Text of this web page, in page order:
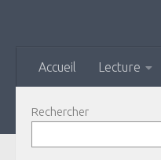
Accueil Lecture
Rechercher